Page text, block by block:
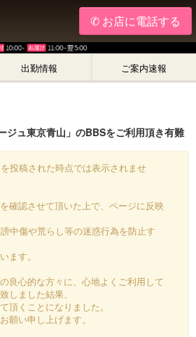
✆ お店に電話する
出勤情報 ご案内速報
ジュ東京青山」のBBSをご利用頂き有難
投稿された時点では表示されませ
確認させて頂いた上で、ページに反映
中傷や荒らし等の迷惑行為を防止す
ます。
良心的な方々に、心地よくご利用して
しました結果、
頂くことになりました。
願い申し上げます。